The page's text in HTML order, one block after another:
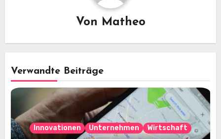
Von Matheo
Verwandte Beiträge
Innovationen Unternehmen Wirtschaft